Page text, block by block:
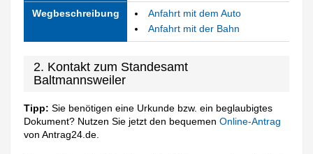
Wegbeschreibung
Anfahrt mit dem Auto
Anfahrt mit der Bahn
2. Kontakt zum Standesamt
Baltmannsweiler
Tipp: Sie benötigen eine Urkunde bzw. ein beglaubigtes
Dokument? Nutzen Sie jetzt den bequemenOnline-Antrag
von Antrag24.de.